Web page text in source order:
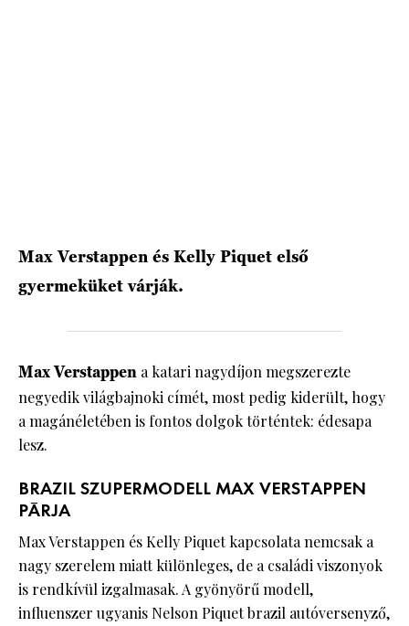
Max Verstappen és Kelly Piquet első
gyermeküket várják.
Max Verstappen a katari nagydíjon megszerezte
negyedik világbajnoki címét, most pedig kiderült, hogy
a magánéletében is fontos dolgok történtek: édesapa
lesz.
BRAZIL SZUPERMODELL MAX VERSTAPPEN
PÁRJA
Max Verstappen és Kelly Piquet kapcsolata nemcsak a
nagy szerelem miatt különleges, de a családi viszonyok
is rendkívül izgalmasak. A gyönyörű modell,
influenszer ugyanis Nelson Piquet brazil autóversenyző,